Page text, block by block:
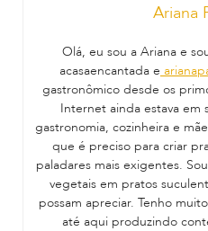
Ariana
Olá, eu sou a Ariana e
acasaencantada e
gastronômico desde os
Internet ainda estava em
gastronomia, cozinheira e
que é preciso para criar
paladares mais exigentes.
vegetais em pratos
possam apreciar. Tenho
até aqui produzindo